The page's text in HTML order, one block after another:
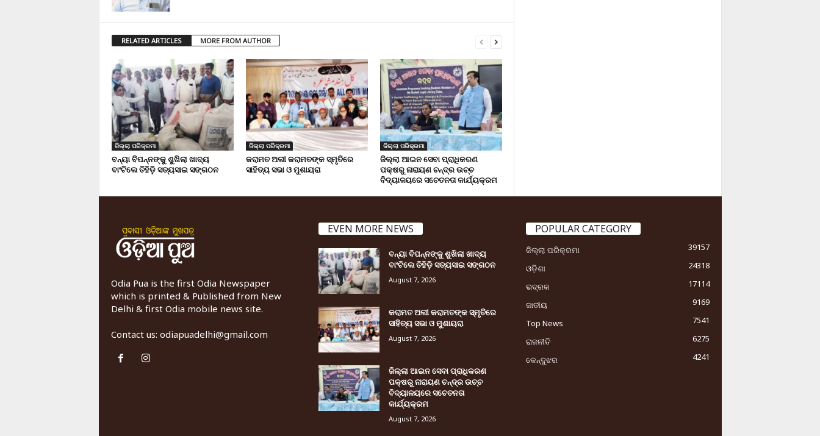
RELATED ARTICLES MORE FROM AUTHOR
ଜିଲ୍ଲା ପରିକ୍ରମା
ବନ୍ୟା ବିପନ୍ନଙ୍କୁ ଶୁଖିଲା ଖାଦ୍ୟ
ବାଂଟିଲେ ତିହିଡି଼ ସତ୍ୟସାଇ ସଙ୍ଗଠନ
ଜିଲ୍ଲା ପରିକ୍ରମା
କରାମତ ଅଲୀ କରାମତଙ୍କ ସ୍ମୃତିରେ
ସାହିତ୍ୟ ସଭା ଓ ମୁଶାୟରା
ଜିଲ୍ଲା ପରିକ୍ରମା
ଜିଲ୍ଲା ଆଇନ ସେବା ପ୍ରାଧିକରଣ
ପକ୍ଷରୁ ନାରାୟଣ ଚନ୍ଦ୍ର ଉଚ୍ଚ
ବିଦ୍ୟାଳୟରେ ସଚେତନତା କାର୍ଯ୍ୟକ୍ରମ
Odia Pua is the first Odia Newspaper
which is printed & Published from New
Delhi & first Odia mobile news site.
Contact us: odiapuadelhi@gmail.com
EVEN MORE NEWS
ବନ୍ୟା ବିପନ୍ନଙ୍କୁ ଶୁଖିଲା ଖାଦ୍ୟ
ବାଂଟିଲେ ତିହିଡି଼ ସତ୍ୟସାଇ ସଙ୍ଗଠନ
August 7, 2026
କରାମତ ଅଲୀ କରାମତଙ୍କ ସ୍ମୃତିରେ
ସାହିତ୍ୟ ସଭା ଓ ମୁଶାୟରା
August 7, 2026
ଜିଲ୍ଲା ଆଇନ ସେବା ପ୍ରାଧିକରଣ
ପକ୍ଷରୁ ନାରାୟଣ ଚନ୍ଦ୍ର ଉଚ୍ଚ
ବିଦ୍ୟାଳୟରେ ସଚେତନତା
କାର୍ଯ୍ୟକ୍ରମ
August 7, 2026
POPULAR CATEGORY
ଜିଲ୍ଲା ପରିକ୍ରମା
39157
ଓଡ଼ିଶା
24318
ଭଦ୍ରକ
17114
ଜାତୀୟ
9169
Top News
7541
ରାଜନୀତି
6275
କେନ୍ଦୁଝର
4241